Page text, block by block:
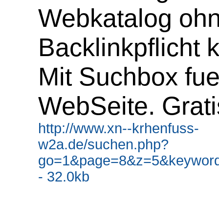
Webkatalog
Backlinkpflicht
Mit Suchbox
WebSeite.
http://www.xn--krhenfuss-
w2a.de/suchen.php?
- 32.0kb